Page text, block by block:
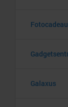
Fotocadeau
Galaxus